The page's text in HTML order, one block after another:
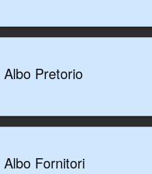
Albo Pretorio
Albo Fornitori